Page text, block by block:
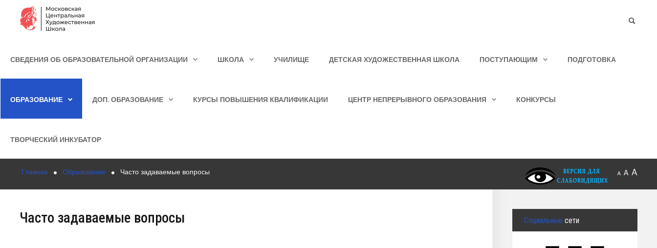
Образование
Курсы повышения квалификации
ИСКАТЬ...
СВЕДЕНИЯ ОБ ОБРАЗОВАТЕЛЬНОЙ ОРГАНИЗАЦИИ ШКОЛА УЧИЛИЩЕ ДЕТСКАЯ ХУДОЖЕСТВЕННАЯ ШКОЛА ПОСТУПАЮЩИМ ПОДГОТОВКА
ОБРАЗОВАНИЕ ДОП. ОБРАЗОВАНИЕ КУРСЫ ПОВЫШЕНИЯ КВАЛИФИКАЦИИ ЦЕНТР НЕПРЕРЫВНОГО ОБРАЗОВАНИЯ КОНКУРСЫ
ТВОРЧЕСКИЙ ИНКУБАТОР
Главная Образование Часто задаваемые вопросы A A A
Часто задаваемые вопросы Социальные сети